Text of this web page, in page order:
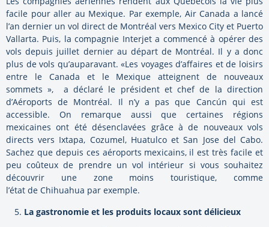
facile pour aller au Mexique. Par exemple, Air Canada a lancé
l’an dernier un vol direct de Montréal vers Mexico City et Puerto
Vallarta. Puis, la compagnie Interjet a commencé à opérer des
vols depuis juillet dernier au départ de Montréal. Il y a donc
plus de vols qu’auparavant. «Les voyages d’affaires et de loisirs
entre le Canada et le Mexique atteignent de nouveaux
sommets », a déclaré le président et chef de la direction
d’Aéroports de Montréal. Il n’y a pas que Cancún qui est
accessible. On remarque aussi que certaines régions
mexicaines ont été désenclavées grâce à de nouveaux vols
directs vers Ixtapa, Cozumel, Huatulco et San Jose del Cabo.
Sachez que depuis ces aéroports mexicains, il est très facile et
peu coûteux de prendre un vol intérieur si vous souhaitez
découvrir une zone moins touristique, comme
l’état de Chihuahua par exemple.
La gastronomie et les produits locaux sont délicieux